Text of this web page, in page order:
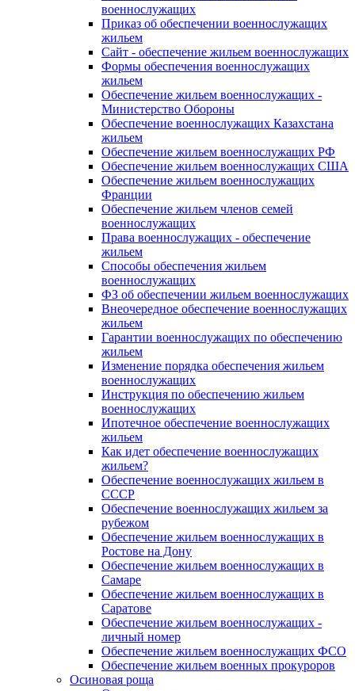
военнослужащих
Приказ об обеспечении военнослужащих
жильем
Сайт - обеспечение жильем военнослужащих
Формы обеспечения военнослужащих
жильем
Обеспечение жильем военнослужащих -
Министерство Обороны
Обеспечение военнослужащих Казахстана
жильем
Обеспечение жильем военнослужащих РФ
Обеспечение жильем военнослужащих США
Обеспечение жильем военнослужащих
Франции
Обеспечение жильем членов семей
военнослужащих
Права военнослужащих - обеспечение
жильем
Способы обеспечения жильем
военнослужащих
ФЗ об обеспечении жильем военнослужащих
Внеочередное обеспечение военнослужащих
жильем
Гарантии военнослужащих по обеспечению
жильем
Изменение порядка обеспечения жильем
военнослужащих
Инструкция по обеспечению жильем
военнослужащих
Ипотечное обеспечение военнослужащих
жильем
Как идет обеспечение военнослужащих
жильем?
Обеспечение военнослужащих жильем в
СССР
Обеспечение военнослужащих жильем за
рубежом
Обеспечение жильем военнослужащих в
Ростове на Дону
Обеспечение жильем военнослужащих в
Самаре
Обеспечение жильем военнослужащих в
Саратове
Обеспечение жильем военнослужащих -
личный номер
Обеспечение жильем военнослужащих ФСО
Обеспечение жильем военных прокуроров
Осиновая роща